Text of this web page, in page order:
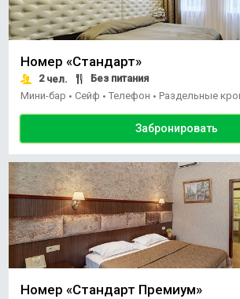
Номер «Стандарт»
2чел.
Без питания
Мини-бар • Сейф • Телефон • Раздельные
Забронировать
Номер «Стандарт Премиум»